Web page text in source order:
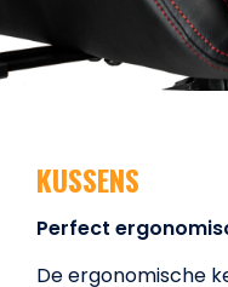
KUSSENS
Perfect
De ergonomische